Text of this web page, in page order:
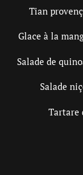
Tian
Glace à la
Salade de
Salade
Tartare